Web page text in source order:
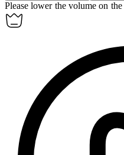
Please lower the volume on the